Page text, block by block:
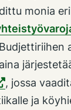
monia
, jossa
ja